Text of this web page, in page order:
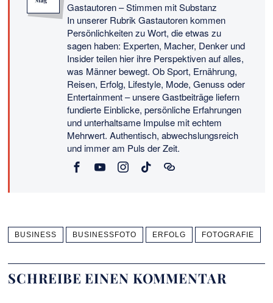
Gastautoren – Stimmen mit Substanz
In unserer Rubrik Gastautoren kommen
Persönlichkeiten zu Wort, die etwas zu
sagen haben: Experten, Macher, Denker und
Insider teilen hier ihre Perspektiven auf alles,
was Männer bewegt. Ob Sport, Ernährung,
Reisen, Erfolg, Lifestyle, Mode, Genuss oder
Entertainment – unsere Gastbeiträge liefern
fundierte Einblicke, persönliche Erfahrungen
und unterhaltsame Impulse mit echtem
Mehrwert. Authentisch, abwechslungsreich
und immer am Puls der Zeit.
BUSINESS BUSINESSFOTO ERFOLG FOTOGRAFIE
SCHREIBE EINEN KOMMENTAR